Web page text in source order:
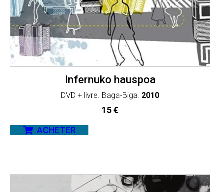
Infernuko hauspoa
DVD + livre. Baga-Biga. 2010
15€
ACHETER